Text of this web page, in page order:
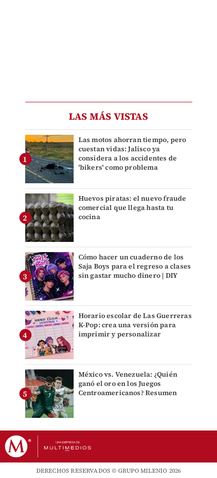
LAS MÁS VISTAS
Las motos ahorran tiempo, pero
cuestan vidas: Jalisco ya
considera a los accidentes de
'bikers' como problema
Huevos piratas: el nuevo fraude
comercial que llega hasta tu
cocina
Cómo hacer un cuaderno de los
Saja Boys para el regreso a clases
sin gastar mucho dinero | DIY
Horario escolar de Las Guerreras
K-Pop: crea una versión para
imprimir y personalizar
México vs. Venezuela: ¿Quién
ganó el oro en los Juegos
Centroamericanos? Resumen
DERECHOS RESERVADOS © GRUPO MILENIO 2026